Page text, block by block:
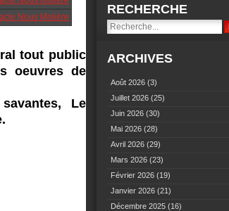
tout public
oeuvres de
Le
RECHERCHE
ARCHIVES
Août 2026 (3)
Juillet 2026 (25)
Juin 2026 (30)
Mai 2026 (28)
Avril 2026 (29)
Mars 2026 (23)
Février 2026 (19)
Janvier 2026 (21)
Décembre 2025 (16)